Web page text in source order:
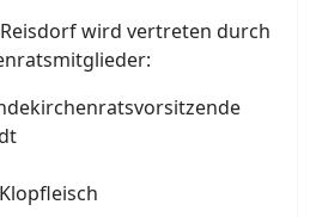
wird vertreten durch